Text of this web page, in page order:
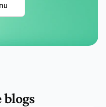
blogs